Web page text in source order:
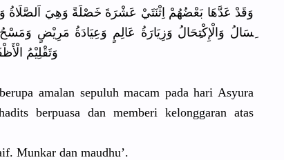
وَقَدْ عَدَّهَا بَعْضُهُمْ اِثْنَتَيْ عَشْرَةَ خَصْلَةً وَهِيَ اَلصَّلَاة
ِسَالُ وَالْإِكْتِحَالُ وَزِيَارَة ُ عَالِمٍ وَعِيَادَة مَرِيْضٍ وَمَسْحُ
وَتَقْلِيْمُ
amalan sepuluh macam pada hari Asyura
berpuasa dan memberi kelonggaran atas
Munkar dan maudhu’.